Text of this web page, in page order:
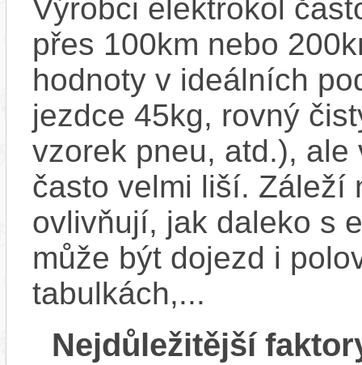
Výrobci elektrokol
přes 100km nebo
hodnoty v ideálních
jezdce 45kg, rovný
vzorek pneu, atd.),
často velmi liší. Záleží
ovlivňují, jak daleko s
může být dojezd i
tabulkách,...
Nejdůležitější